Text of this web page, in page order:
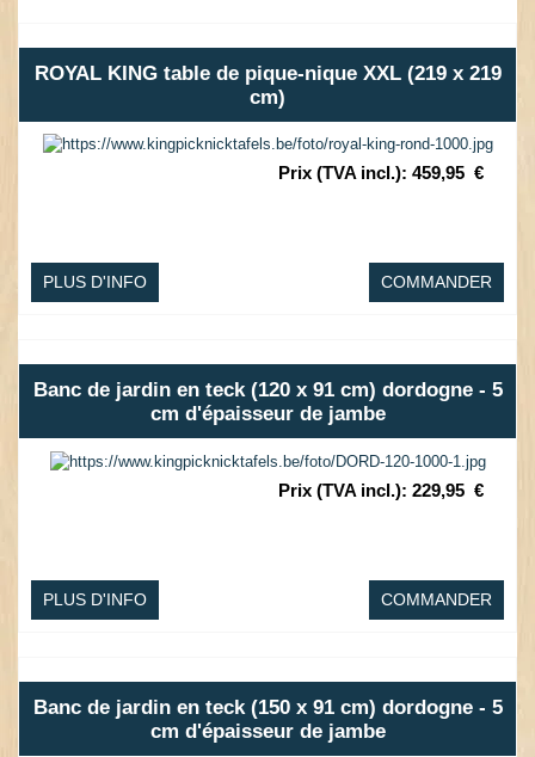
ROYAL KING table de pique-nique XXL (219 x 219
cm)
Prix (TVA incl.): 459,95 €
PLUS D'INFO COMMANDER
Banc de jardin en teck (120 x 91 cm) dordogne - 5
cm d'épaisseur de jambe
Prix (TVA incl.): 229,95 €
PLUS D'INFO COMMANDER
Banc de jardin en teck (150 x 91 cm) dordogne - 5
cm d'épaisseur de jambe